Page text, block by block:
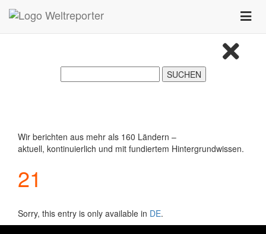
Zum Inhalt springen
Toggle
Wir berichten aus mehr als 160 Ländern –
aktuell, kontinuierlich und mit fundiertem Hintergrundwissen.
21
Sorry, this entry is only available in DE.